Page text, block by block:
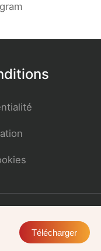
Télécharger